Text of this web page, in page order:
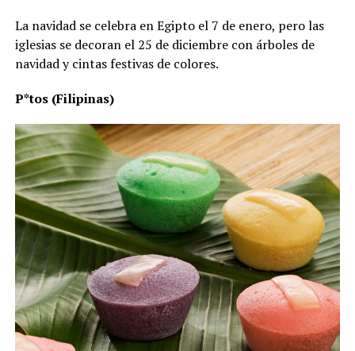
La navidad se celebra en Egipto el 7 de enero, pero las
iglesias se decoran el 25 de diciembre con árboles de
navidad y cintas festivas de colores.
P*tos (Filipinas)